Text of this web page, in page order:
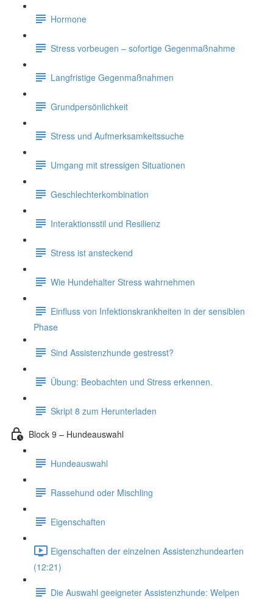
Hormone
Stress vorbeugen – sofortige Gegenmaßnahme
Langfristige Gegenmaßnahmen
Grundpersönlichkeit
Stress und Aufmerksamkeitssuche
Umgang mit stressigen Situationen
Geschlechterkombination
Interaktionsstil und Resilienz
Stress ist ansteckend
Wie Hundehalter Stress wahrnehmen
Einfluss von Infektionskrankheiten in der sensiblen
Phase
Sind Assistenzhunde gestresst?
Übung: Beobachten und Stress erkennen.
Skript 8 zum Herunterladen
Block 9 – Hundeauswahl
Hundeauswahl
Rassehund oder Mischling
Eigenschaften
Eigenschaften der einzelnen Assistenzhundearten
(12:21)
Die Auswahl geeigneter Assistenzhunde: Welpen